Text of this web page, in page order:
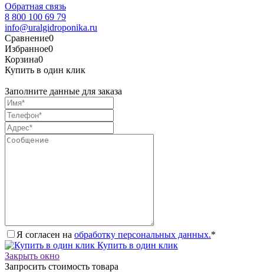
Обратная связь
8 800 100 69 79
info@uralgidroponika.ru
Сравнение0
Избранное0
Корзина0
Купить в один клик
Заполните данные для заказа
Я согласен на обработку персональных данных.*
Купить в один клик
Закрыть окно
Запросить стоимость товара